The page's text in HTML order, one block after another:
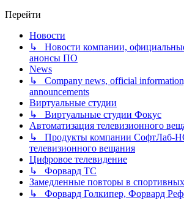
Перейти
Новости
↳ Новости компании,
анонсы ПО
News
↳ Company news, official
announcements
Виртуальные студии
↳ Виртуальные студии Фокус
Автоматизация телевизионного
↳ Продукты компании СофтЛаб-
телевизионного вещания
Цифровое телевидение
↳ Форвард ТС
Замедленные повторы в спортивных
↳ Форвард Голкипер, Форвард